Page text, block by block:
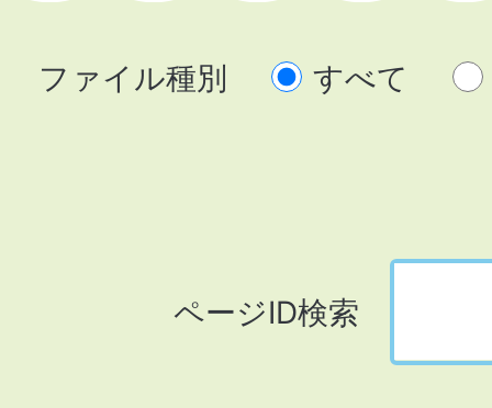
ファイル種別 すべて
ページID検索